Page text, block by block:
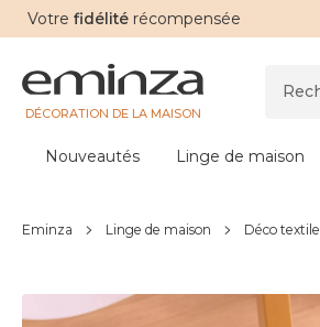
Votre fidélité récompensée
DÉCORATION DE LA MAISON
Nouveautés Linge de maison
Eminza Linge de maison Déco textile